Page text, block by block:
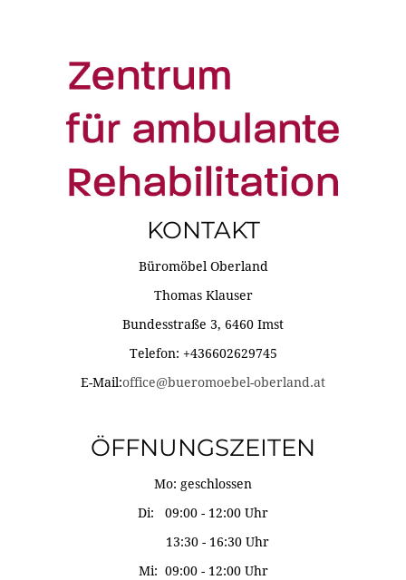
KONTAKT
Büromöbel Oberland
Thomas Klauser
Bundesstraße 3, 6460 Imst
Telefon: +436602629745
E-Mail:office@bueromoebel-oberland.at
ÖFFNUNGSZEITEN
Mo: geschlossen
Di: 09:00 - 12:00 Uhr
13:30 - 16:30 Uhr
Mi: 09:00 - 12:00 Uhr